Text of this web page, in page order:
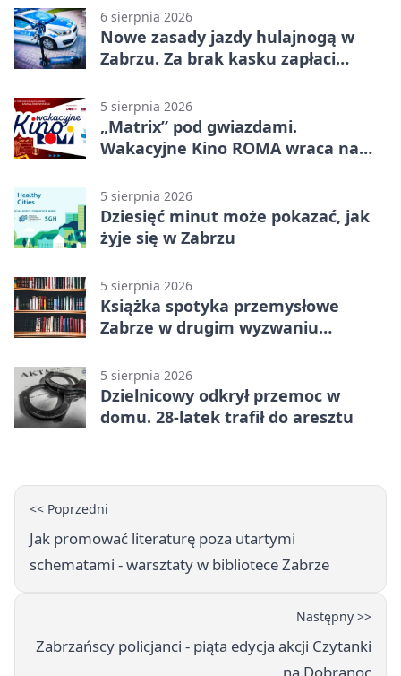
6 sierpnia 2026
Nowe zasady jazdy hulajnogą w
Zabrzu. Za brak kasku zapłaci
5 sierpnia 2026
„Matrix” pod gwiazdami.
Wakacyjne Kino ROMA wraca na
5 sierpnia 2026
Dziesięć minut może pokazać, jak
żyje się w Zabrzu
5 sierpnia 2026
Książka spotyka przemysłowe
Zabrze w drugim wyzwaniu
5 sierpnia 2026
Dzielnicowy odkrył przemoc w
domu. 28-latek trafił do aresztu
<< Poprzedni
Jak promować literaturę poza utartymi
schematami - warsztaty w bibliotece Zabrze
Następny >>
Zabrzańscy policjanci - piąta edycja akcji Czytanki
na Dobranoc